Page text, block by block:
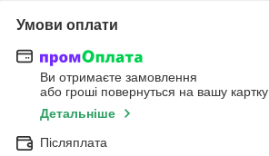
Умови оплати
Ви отримаєте замовлення
або гроші повернуться на вашу картку
Детальніше
Післяплата